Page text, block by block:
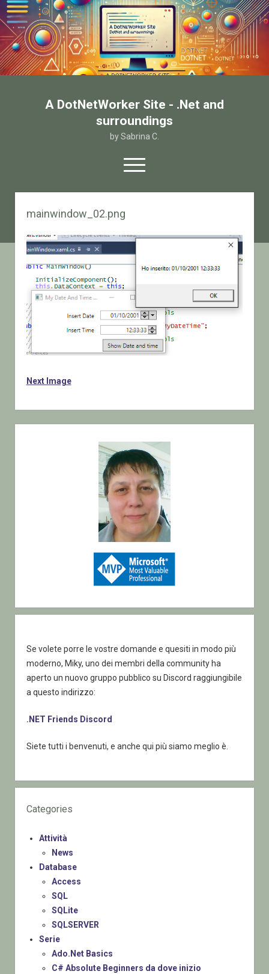
A DotNetWorker Site - .Net and
surroundings
by Sabrina C.
open
menu
twitterfacebook
email-form
Contatto
mainwindow_02.png
Next Image
Se volete porre le vostre domande e quesiti in modo più
moderno, Miky, uno dei membri della community ha
aperto un nuovo gruppo pubblico su Discord raggiungibile
a questo indirizzo:
.NET Friends Discord
Siete tutti i benvenuti, e anche qui più siamo meglio è.
Categories
Attività
News
Database
Access
SQL
SQLite
SQLSERVER
Serie
Ado.Net Basics
C# Absolute Beginners da dove inizio